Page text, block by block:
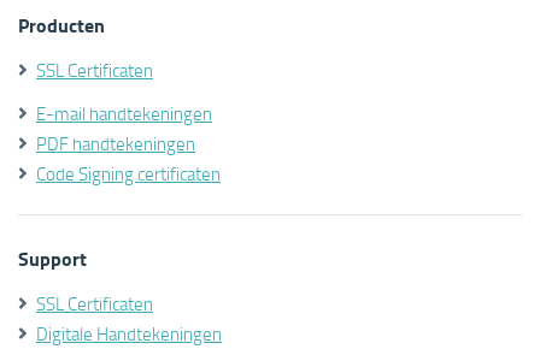
Producten
SSL Certificaten
E-mail handtekeningen
PDF handtekeningen
Code Signing certificaten
Support
SSL Certificaten
Digitale Handtekeningen